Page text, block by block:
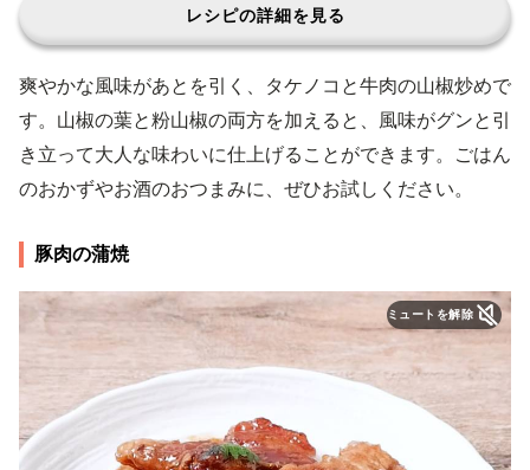
レシピの詳細を見る
爽やかな風味があとを引く、タケノコと牛肉の山椒炒めで
す。山椒の葉と粉山椒の両方を加えると、風味がグンと引
き立って大人な味わいに仕上げることができます。ごはん
のおかずやお酒のおつまみに、ぜひお試しください。
豚肉の蒲焼
ミュートを解除